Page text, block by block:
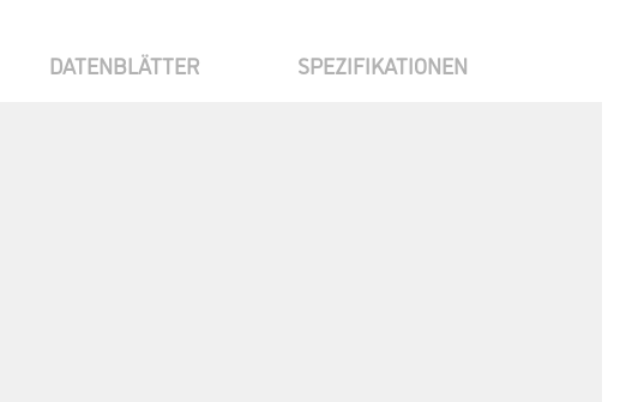
DATENBLÄTTER SPEZIFIKATIONEN